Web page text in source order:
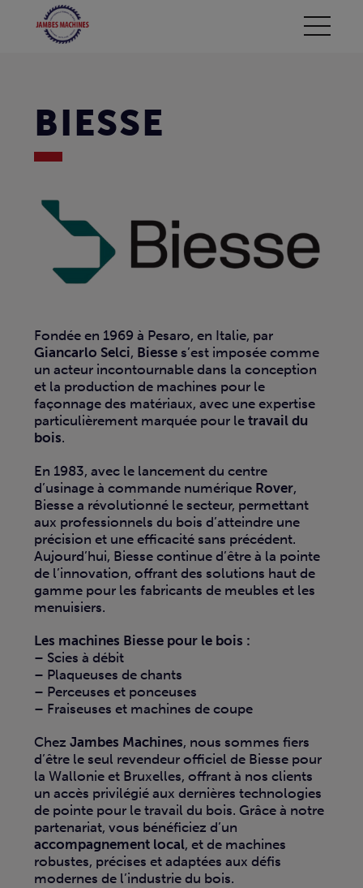
BIESSE
Fondée en 1969 à Pesaro, en Italie, par
Giancarlo Selci, Biesse s’est imposée comme
un acteur incontournable dans la conception
et la production de machines pour le
façonnage des matériaux, avec une expertise
particulièrement marquée pour letravail du
bois.
En 1983, avec le lancement du centre
d’usinage à commande numérique Rover,
Biesse a révolutionné le secteur, permettant
aux professionnels du bois d’atteindre une
précision et une efficacité sans précédent.
Aujourd’hui, Biesse continue d’être à la pointe
de l’innovation, offrant des solutions haut de
gamme pour les fabricants de meubles et les
menuisiers.
Les machines Biesse pour le bois :
– Scies à débit
– Plaqueuses de chants
– Perceuses et ponceuses
– Fraiseuses et machines de coupe
Chez Jambes Machines, nous sommes fiers
d’être le seul revendeur officiel de Biesse pour
la Wallonie et Bruxelles, offrant à nos clients
un accès privilégié aux dernières technologies
de pointe pour le travail du bois. Grâce à notre
partenariat, vous bénéficiez d’un
accompagnement local, et de machines
robustes, précises et adaptées aux défis
modernes de l’industrie du bois.